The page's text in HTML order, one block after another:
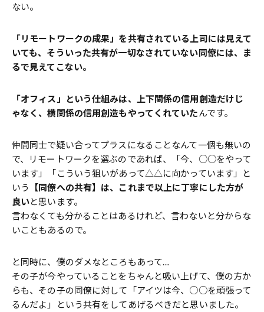
ない。
「リモートワークの成果」を共有されている上司には見えて
いても、そういった共有が一切なされていない同僚には、ま
るで見えてこない。
「オフィス」という仕組みは、上下関係の信用創造だけじ
ゃなく、横関係の信用創造もやってくれていたんです。
仲間同士で疑い合ってプラスになることなんて一個も無いの
で、リモートワークを選ぶのであれば、「今、○○をやって
います」「こういう狙いがあって△△に向かっています」と
いう
【同僚への共有】は、これまで以上に丁寧にした方が
良いと思います。
言わなくても分かることはあるけれど、言わないと分からな
いこともあるので。
と同時に、僕のダメなところもあって…
その子が今やっていることをちゃんと吸い上げて、僕の方か
らも、その子の同僚に対して「アイツは今、○○を頑張って
るんだよ」という共有をしてあげるべきだと思いました。